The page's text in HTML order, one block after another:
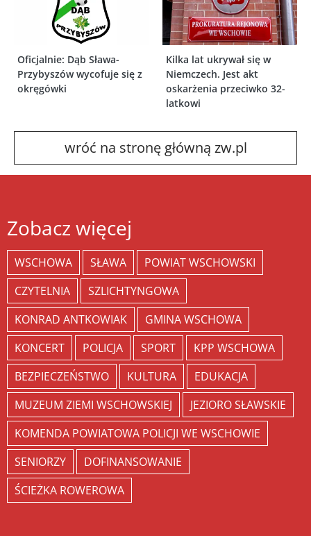
Oficjalnie: Dąb Sława-
Przybyszów wycofuje się z
okręgówki
Kilka lat ukrywał się w
Niemczech. Jest akt
oskarżenia przeciwko 32-
latkowi
wróć na stronę główną zw.pl
Zobacz więcej
WSCHOWA SŁAWA
POWIAT WSCHOWSKI
CZYTELNIA
SZLICHTYNGOWA
KONRAD ANTKOWIAK
GMINA WSCHOWA
KONCERT
POLICJA SPORT
KPP WSCHOWA
BEZPIECZEŃSTWO
KULTURA
EDUKACJA
MUZEUM ZIEMI WSCHOWSKIEJ
JEZIORO SŁAWSKIE
KOMENDA POWIATOWA POLICJI WE WSCHOWIE
SENIORZY
DOFINANSOWANIE
ŚCIEŻKA ROWEROWA